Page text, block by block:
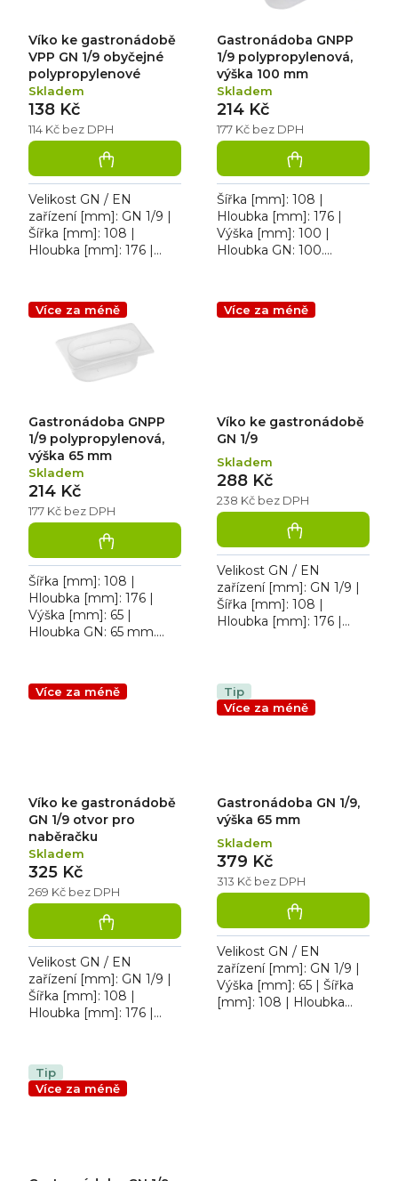
Víko ke gastronádobě
VPP GN 1/9 obyčejné
polypropylenové
Skladem
114 Kč bez DPH
138 Kč
Velikost GN / EN
zařízení [mm]: GN 1/9 |
Šířka [mm]: 108 |
Hloubka [mm]: 176 |
Gastronádoba GNPP
1/9 polypropylenová,
výška 100 mm
Skladem
177 Kč bez DPH
214 Kč
Šířka [mm]: 108 |
Hloubka [mm]: 176 |
Výška [mm]: 100 |
Hloubka GN: 100.
Více za méně
Gastronádoba GNPP
1/9 polypropylenová,
výška 65 mm
Skladem
177 Kč bez DPH
214 Kč
Šířka [mm]: 108 |
Hloubka [mm]: 176 |
Výška [mm]: 65 |
Hloubka GN: 65 mm.
L
Více za méně
Víko ke gastronádobě
GN 1/9
Skladem
238 Kč bez DPH
288 Kč
Velikost GN / EN
zařízení [mm]: GN 1/9 |
Šířka [mm]: 108 |
Hloubka [mm]: 176 |
Více za méně
Víko ke gastronádobě
GN 1/9 otvor pro
naběračku
Skladem
269 Kč bez DPH
325 Kč
Velikost GN / EN
zařízení [mm]: GN 1/9 |
Šířka [mm]: 108 |
Hloubka [mm]: 176 |
naběračku
Tip
Více za méně
Gastronádoba GN 1/9,
výška 65 mm
Skladem
313 Kč bez DPH
379 Kč
Velikost GN / EN
zařízení [mm]: GN 1/9 |
Výška [mm]: 65 | Šířka
[mm]: 108 | Hloubka
Tip
Více za méně